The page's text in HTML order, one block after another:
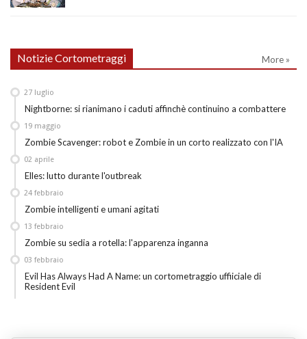
Notizie Cortometraggi More »
Nightborne: si rianimano i caduti affinchè continuino a combattere
27 luglio
Zombie Scavenger: robot e Zombie in un corto realizzato con l'IA
19 maggio
Elles: lutto durante l'outbreak
02 aprile
Zombie intelligenti e umani agitati
24 febbraio
Zombie su sedia a rotella: l'apparenza inganna
13 febbraio
Evil Has Always Had A Name: un cortometraggio uffiiciale di
Resident Evil
03 febbraio